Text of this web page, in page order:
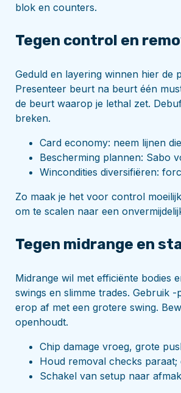
blok en counters.
Tegen control en
Geduld en layering winnen hier de
Presenteer beurt na beurt één
de beurt waarop je lethal zet.
breken.
Card economy: neem lijnen
Bescherming plannen: Sabo
Wincondities diversifiëren:
Zo maak je het voor control
om te scalen naar een
Tegen midrange en
Midrange wil met efficiënte bodies
swings en slimme trades. Gebruik
erop af met een grotere swing.
openhoudt.
Chip damage vroeg, grote
Houd removal checks
Schakel van setup naar